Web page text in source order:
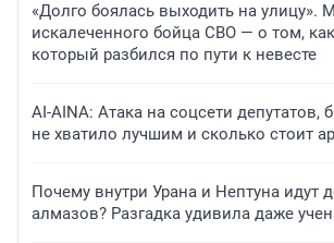
«Долго боялась выходить на улицу».
искалеченного бойца СВО — о том,
который разбился по пути к невесте
AI-AINA: Атака на соцсети депутатов,
не хватило лучшим и сколько стоит
Почему внутри Урана и Нептуна идут
алмазов? Разгадка удивила даже